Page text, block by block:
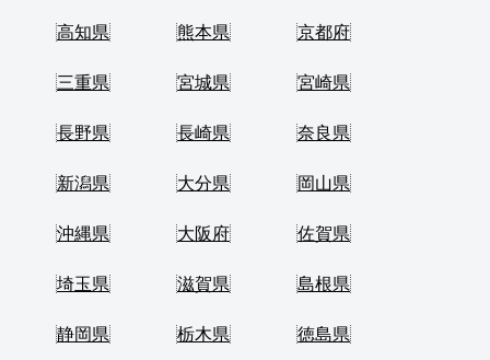
高知県 熊本県 京都府
三重県 宮城県 宮崎県
長野県 長崎県 奈良県
新潟県 大分県 岡山県
沖縄県 大阪府 佐賀県
埼玉県 滋賀県 島根県
静岡県 栃木県 徳島県